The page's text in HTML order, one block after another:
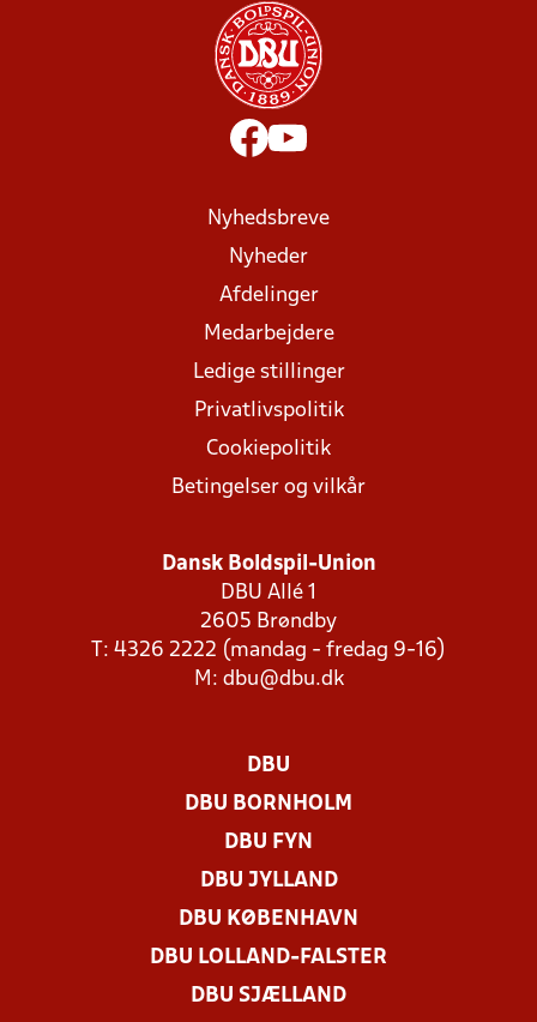
Nyhedsbreve
Nyheder
Afdelinger
Medarbejdere
Ledige stillinger
Privatlivspolitik
Cookiepolitik
Betingelser og vilkår
Dansk Boldspil-Union
DBU Allé 1
2605 Brøndby
T: 4326 2222 (mandag - fredag 9-16)
M: dbu@dbu.dk
DBU
DBU BORNHOLM
DBU FYN
DBU JYLLAND
DBU KØBENHAVN
DBU LOLLAND-FALSTER
DBU SJÆLLAND